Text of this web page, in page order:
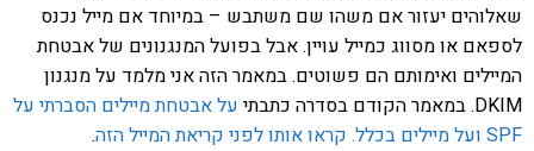
שאלוהים יעזור אם משהו שם משתבש – במיוחד אם מייל נכנס
לספאם או מסווג כמייל עויין. אבל בפועל המנגנונים של אבטחת
המיילים ואימותם הם פשוטים. במאמר הזה אני מלמד על מנגנון
DKIM. במאמר הקודם בסדרה כתבתי
על אבטחת מיילים הסברתי על
SPF ועל מיילים בכלל. קראו אותו לפני קריאת המייל הזה
.